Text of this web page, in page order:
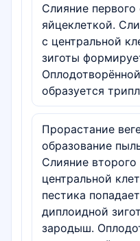
Слияние
яйцеклеткой.
с центральной
зиготы
образуется
Прорастание
образование
Слияние
центральной клеткой. На
пестика
диплоидной
зародыш. Оплодотворённой